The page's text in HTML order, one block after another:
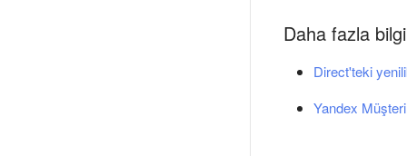
Daha fazla
Direct'teki
Yandex